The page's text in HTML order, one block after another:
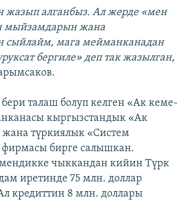
жазып алганбыз. Ал жерде «мен
мыйзамдарын жана
сыйлайм, мага мейманканадан
бергиле» деп так жазылган,
талаш болуп келген «Ак кеме-
кыргызстандык «Ак
түркиялык «Систем
бирге салышкан.
чыккандан кийин Түрк
иретинде 75 млн. доллар
кредиттин 8 млн. доллары